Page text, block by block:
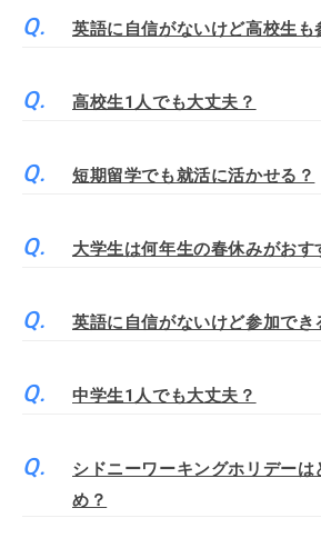
英語に自信がないけど高校生も
高校生1人でも大丈夫？
短期留学でも就活に活かせる？
大学生は何年生の春休みがおす
英語に自信がないけど参加でき
中学生1人でも大丈夫？
シドニーワーキングホリデー
め？